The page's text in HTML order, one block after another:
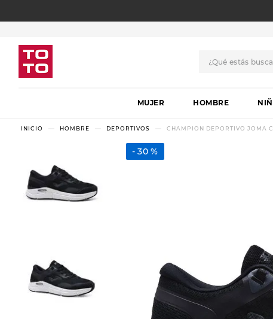
MUJER HOMBRE
HOMBRE DEPORTIVOS CHAMPION DEPORTIVO JOMA
30 %
1.
botas
skechers
3.
9.
slip-ins
10. botas dama